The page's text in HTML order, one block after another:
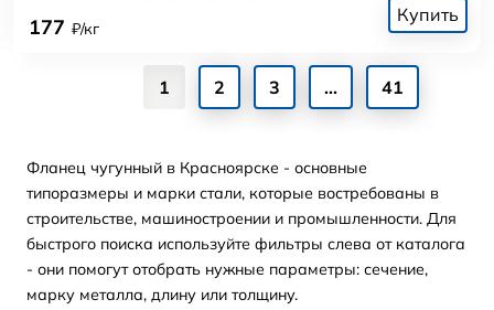
177 ₽/кг
Купить
1 2 3 ... 41
Фланец чугунный в Красноярске - основные
типоразмеры и марки стали, которые востребованы в
строительстве, машиностроении и промышленности. Для
быстрого поиска используйте фильтры слева от каталога
- они помогут отобрать нужные параметры: сечение,
марку металла, длину или толщину.